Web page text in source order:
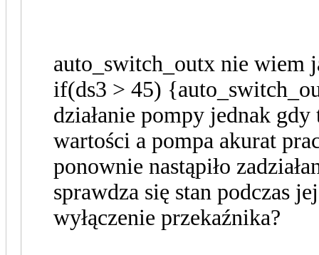
auto_switch_outx nie wiem
if(ds3 > 45)
działanie pompy jednak gdy
wartości a pompa akurat
ponownie nastąpiło
sprawdza się stan podczas
wyłączenie przekaźnika?